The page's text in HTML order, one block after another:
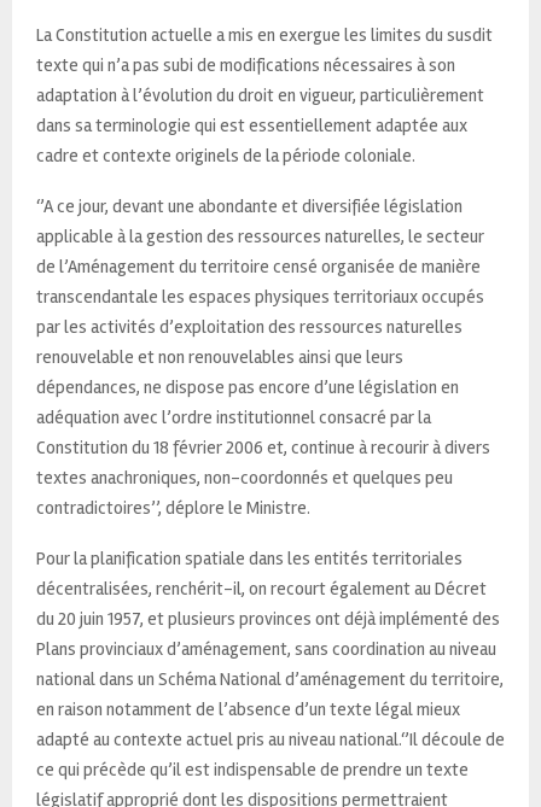
La Constitution actuelle a mis en exergue les limites du susdit
texte qui n’a pas subi de modifications nécessaires à son
adaptation à l’évolution du droit en vigueur, particulièrement
dans sa terminologie qui est essentiellement adaptée aux
cadre et contexte originels de la période coloniale.
‘’A ce jour, devant une abondante et diversifiée législation
applicable à la gestion des ressources naturelles, le secteur
de l’Aménagement du territoire censé organisée de manière
transcendantale les espaces physiques territoriaux occupés
par les activités d’exploitation des ressources naturelles
renouvelable et non renouvelables ainsi que leurs
dépendances, ne dispose pas encore d’une législation en
adéquation avec l’ordre institutionnel consacré par la
Constitution du 18 février 2006 et, continue à recourir à divers
textes anachroniques, non-coordonnés et quelques peu
contradictoires’’, déplore le Ministre.
Pour la planification spatiale dans les entités territoriales
décentralisées, renchérit-il, on recourt également au Décret
du 20 juin 1957, et plusieurs provinces ont déjà implémenté des
Plans provinciaux d’aménagement, sans coordination au niveau
national dans un Schéma National d’aménagement du territoire,
en raison notamment de l’absence d’un texte légal mieux
adapté au contexte actuel pris au niveau national.‘’Il découle de
ce qui précède qu’il est indispensable de prendre un texte
législatif approprié dont les dispositions permettraient